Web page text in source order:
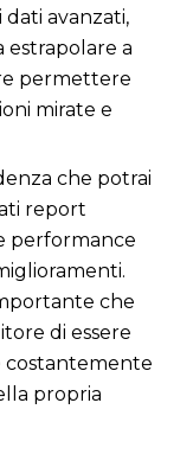
avanzati,
estrapolare a
permettere
mirate e
che potrai
report
performance
che
di essere
costantemente
propria